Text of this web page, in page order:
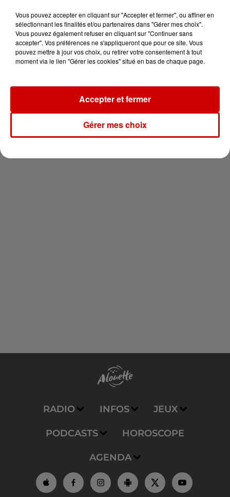
Destination Vacances - Gagnez
votre séjour en famille au cœur
de la...
Newsletter
RADIO INFOS JEUX
PODCASTS HOROSCOPE
AGENDA
Vous pouvez accepter en cliquant sur "Accepter et fermer", ou affiner en
sélectionnant les finalités et/ou partenaires dans "Gérer mes choix".
Vous pouvez également refuser en cliquant sur "Continuer sans
accepter". Vos préférences ne s'appliqueront que pour ce site. Vous
pouvez mettre à jour vos choix, ou retirer votre consentement à tout
moment via le lien "Gérer les cookies" situé en bas de chaque page.
Gérer mes choix
Accepter et fermer